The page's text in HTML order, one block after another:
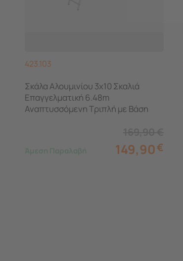
423.103
Σκάλα Αλουμινίου 3x10 Σκαλιά
Επαγγελματική 6.48m
Αναπτυσσόμενη Τριπλή με Βάση
Άμεση Παραλαβή 149,90€